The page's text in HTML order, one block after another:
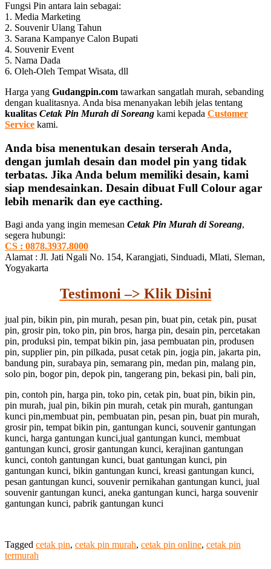
Fungsi Pin antara lain sebagai:
1. Media Marketing
2. Souvenir Ulang Tahun
3. Sarana Kampanye Calon Bupati
4. Souvenir Event
5. Nama Dada
6. Oleh-Oleh Tempat Wisata, dll
Harga yang Gudangpin.com tawarkan sangatlah murah, sebanding
dengan kualitasnya. Anda bisa menanyakan lebih jelas tentang
kualitas Cetak Pin Murah di Soreang kami kepada Customer
Service kami.
Anda bisa menentukan desain terserah Anda,
dengan jumlah desain dan model pin yang tidak
terbatas. Jika Anda belum memiliki desain, kami
siap mendesainkan. Desain dibuat Full Colour agar
lebih menarik dan eye cacthing.
Bagi anda yang ingin memesan Cetak Pin Murah di Soreang,
segera hubungi:
CS : 0878.3937.8000
Alamat : Jl. Jati Ngali No. 154, Karangjati, Sinduadi, Mlati, Sleman,
Yogyakarta
Testimoni –> Klik Disini
jual pin, bikin pin, pin murah, pesan pin, buat pin, cetak pin, pusat
pin, grosir pin, toko pin, pin bros, harga pin, desain pin, percetakan
pin, produksi pin, tempat bikin pin, jasa pembuatan pin, produsen
pin, supplier pin, pin pilkada, pusat cetak pin, jogja pin, jakarta pin,
bandung pin, surabaya pin, semarang pin, medan pin, malang pin,
solo pin, bogor pin, depok pin, tangerang pin, bekasi pin, bali pin,
pin, contoh pin, harga pin, toko pin, cetak pin, buat pin, bikin pin,
pin murah, jual pin, bikin pin murah, cetak pin murah, gantungan
kunci pin,membuat pin, pembuatan pin, pesan pin, buat pin murah,
grosir pin, tempat bikin pin, gantungan kunci, souvenir gantungan
kunci, harga gantungan kunci,jual gantungan kunci, membuat
gantungan kunci, grosir gantungan kunci, kerajinan gantungan
kunci, contoh gantungan kunci, buat gantungan kunci, pin
gantungan kunci, bikin gantungan kunci, kreasi gantungan kunci,
pesan gantungan kunci, souvenir pernikahan gantungan kunci, jual
souvenir gantungan kunci, aneka gantungan kunci, harga souvenir
gantungan kunci, pabrik gantungan kunci
Tagged cetak pin, cetak pin murah, cetak pin online, cetak pin
termurah